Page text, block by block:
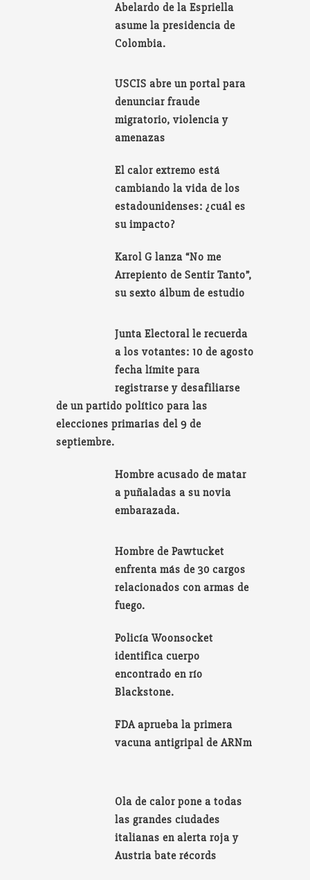
Abelardo de la Espriella
asume la presidencia de
Colombia.
USCIS abre un portal para
denunciar fraude
migratorio, violencia y
amenazas
El calor extremo está
cambiando la vida de los
estadounidenses: ¿cuál es
su impacto?
Karol G lanza “No me
Arrepiento de Sentir Tanto”,
su sexto álbum de estudio
Junta Electoral le recuerda
a los votantes: 10 de agosto
fecha límite para
registrarse y desafiliarse
de un partido político para las
elecciones primarias del 9 de
septiembre.
Hombre acusado de matar
a puñaladas a su novia
embarazada.
Hombre de Pawtucket
enfrenta más de 30 cargos
relacionados con armas de
fuego.
Policía Woonsocket
identifica cuerpo
encontrado en río
Blackstone.
FDA aprueba la primera
vacuna antigripal de ARNm
Ola de calor pone a todas
las grandes ciudades
italianas en alerta roja y
Austria bate récords